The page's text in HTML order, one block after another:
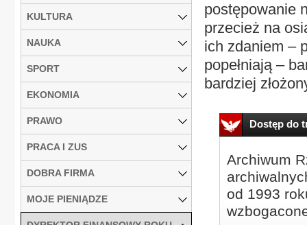
postępowanie
przecież na
ich zdaniem –
popełniają –
bardziej
Dostęp do
Archiwum
od 1993
KULTURA
NAUKA
SPORT
EKONOMIA
PRAWO
PRACA I ZUS
DOBRA FIRMA
MOJE PIENIĄDZE